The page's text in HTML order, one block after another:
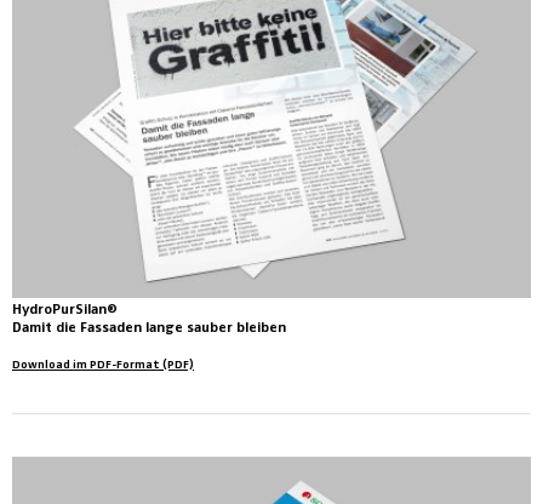
HydroPurSilan®
Damit die Fassaden lange sauber bleiben
Download im PDF-Format (PDF)